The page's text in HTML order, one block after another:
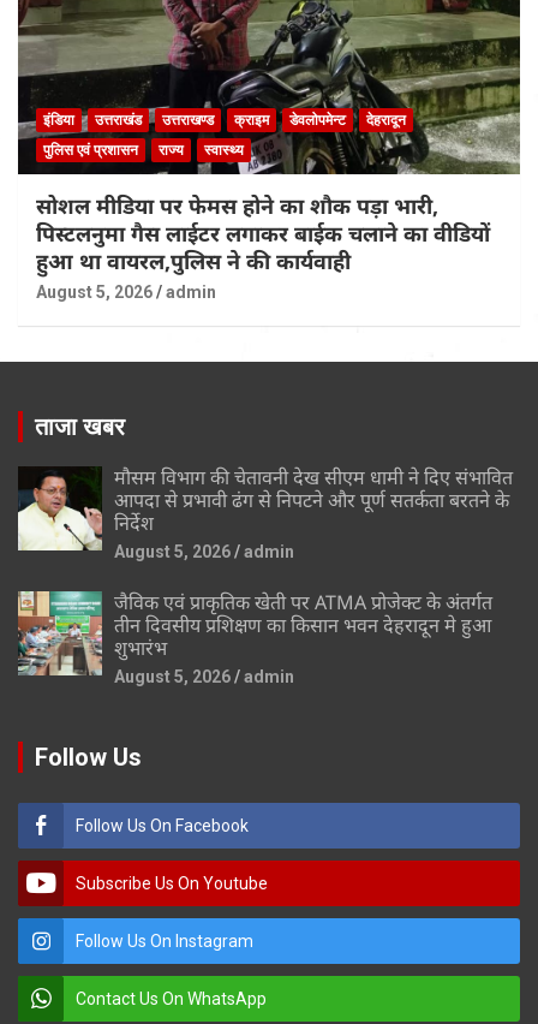
इंडिया उत्तराखंड उत्तराखण्ड क्राइम डेवलोपमेन्ट
देहरादून
पुलिस एवं प्रशासन
राज्य स्वास्थ्य
सोशल मीडिया पर फेमस होने का शौक पड़ा भारी,
पिस्टलनुमा गैस लाईटर लगाकर बाईक चलाने का वीडियों
हुआ था वायरल,पुलिस ने की कार्यवाही
August 5, 2026 admin
ताजा खबर
मौसम विभाग की चेतावनी देख सीएम धामी ने दिए संभावित
आपदा से प्रभावी ढंग से निपटने और पूर्ण सतर्कता बरतने के
निर्देश
August 5, 2026 admin
जैविक एवं प्राकृतिक खेती पर ATMA प्रोजेक्ट के अंतर्गत
तीन दिवसीय प्रशिक्षण का किसान भवन देहरादून मे हुआ
शुभारंभ
August 5, 2026 admin
Follow Us
Follow Us On Facebook
Subscribe Us On Youtube
Follow Us On Instagram
Contact Us On WhatsApp